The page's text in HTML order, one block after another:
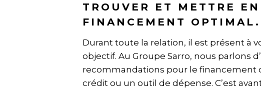
TROUVER ET METTRE
FINANCEMENT OPTIMAL.
Durant toute la relation, il est présent à
objectif. Au Groupe Sarro, nous parlons
recommandations pour le financement
crédit ou un outil de dépense. C’est